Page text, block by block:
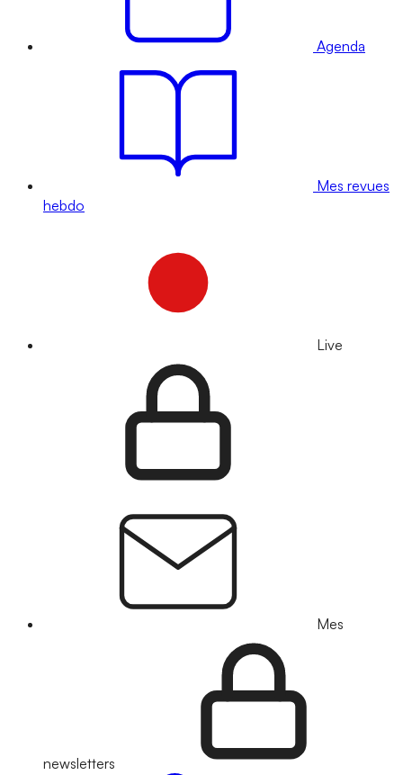
Agenda
Mes revues
hebdo
Live
Mes
newsletters